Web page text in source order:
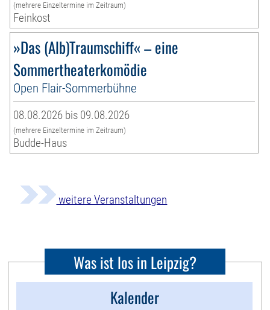
(mehrere Einzeltermine im Zeitraum)
Feinkost
»Das (Alb)Traumschiff« – eine
Sommertheaterkomödie
Open Flair-Sommerbühne
08.08.2026 bis 09.08.2026
(mehrere Einzeltermine im Zeitraum)
Budde-Haus
weitere Veranstaltungen
Was ist los in Leipzig?
Kalender